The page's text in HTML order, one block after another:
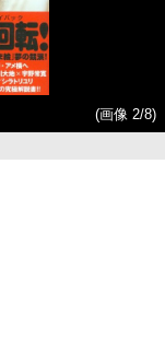
(画像 2/8)